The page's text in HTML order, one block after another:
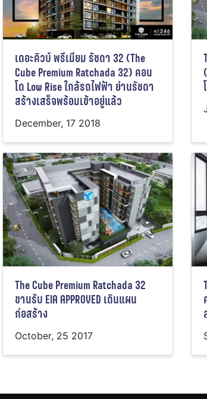
เดอะคิวบ์ พรีเมียม รัชดา 32 (The
Cube Premium Ratchada 32) คอน
โด Low Rise ใกล้รถไฟฟ้า ย่านรัชดา
สร้างเสร็จพร้อมเข้าอยู่แล้ว
December, 17 2018
The Cube Premium Ratchada 32
ขานรับ EIA APPROVED เดินแผน
ก่อสร้าง
October, 25 2017